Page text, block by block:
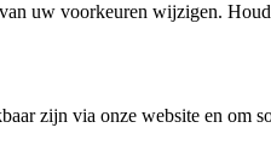
uw voorkeuren wijzigen.
zijn via onze website en om